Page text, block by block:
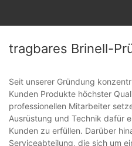
tragbares Brinell-
Seit unserer Gründung
Kunden Produkte höchster
professionellen Mitarbeiter
Ausrüstung und Technik dafür
Kunden zu erfüllen. Darüber
Serviceabteilung, die sich um